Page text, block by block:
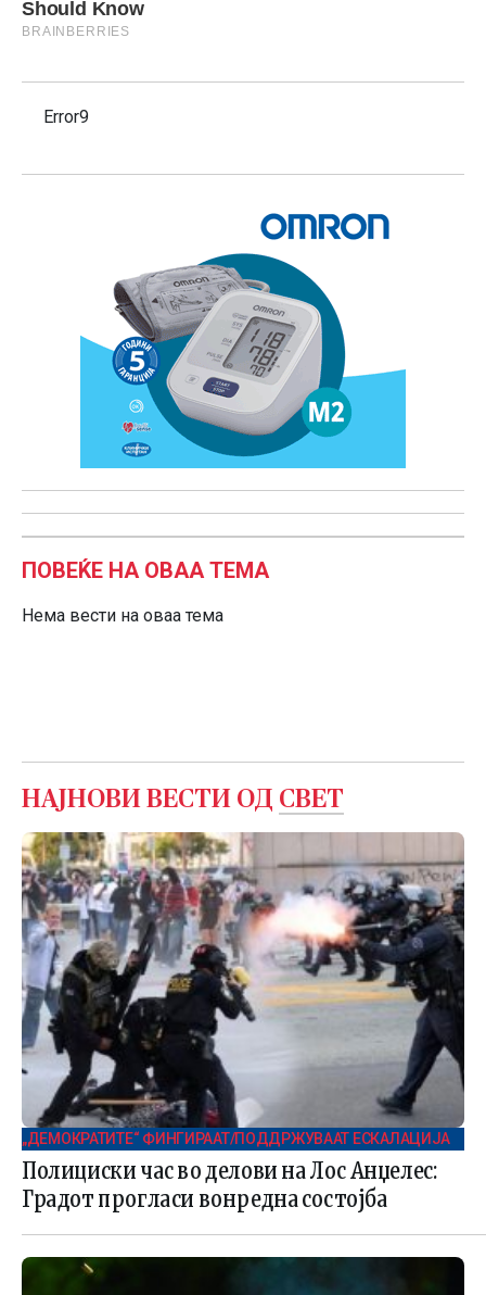
Error9
ПОВЕЌЕ НА ОВАА ТЕМА
Нема вести на оваа тема
НАЈНОВИ ВЕСТИ ОД СВЕТ
„ДЕМОКРАТИТЕ“ ФИНГИРААТ/ПОДДРЖУВААТ ЕСКАЛАЦИЈА
Полициски час во делови на Лос Анџелес:
Градот прогласи вонредна состојба